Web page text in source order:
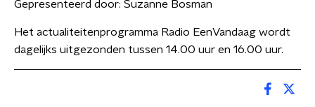
Gepresenteerd door: Suzanne Bosman
Het actualiteitenprogramma Radio EenVandaag wordt
dagelijks uitgezonden tussen 14.00 uur en 16.00 uur.